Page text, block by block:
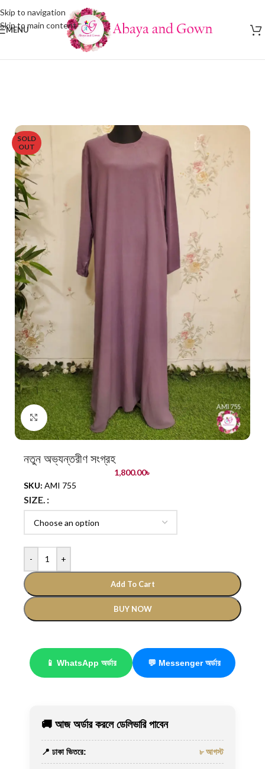
Skip to navigation
Skip to main content
MENU
SOLD
OUT
Click to enlarge
নতুন অভ্যন্তরীণ সংগ্রহ
1,800.00৳
SKU: AMI 755
SIZE.
- +
Add To Cart
BUY NOW
📱 WhatsApp অর্ডার 💬 Messenger অর্ডার
🚚 আজ অর্ডার করলে ডেলিভারি পাবেন
📍 ঢাকা ভিতরে: ৮ আগস্ট